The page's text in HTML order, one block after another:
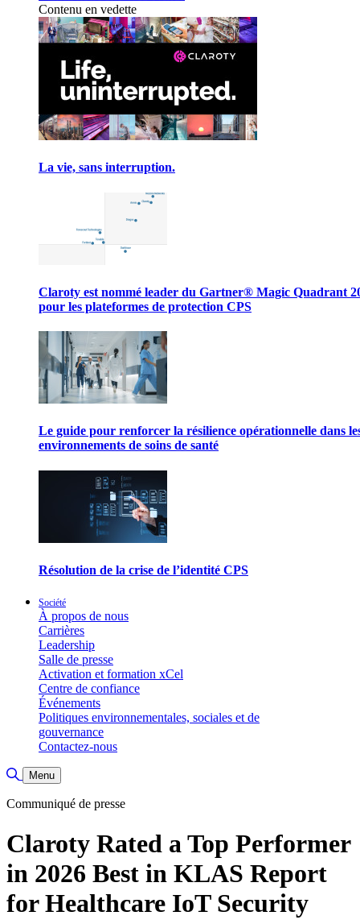
Contenu en vedette
La vie, sans interruption.
Claroty est nommé leader du Gartner® Magic Quadrant
pour les plateformes de protection CPS
Le guide pour renforcer la résilience opérationnelle dans
environnements de soins de santé
Résolution de la crise de l’identité CPS
Société
À propos de nous
Carrières
Leadership
Salle de presse
Activation et formation xCel
Centre de confiance
Événements
Politiques environnementales, sociales et de
gouvernance
Contactez-nous
Basculer la recherche
Menu
Communiqué de presse
Claroty Rated a Top Performer
in 2026 Best in KLAS Report
for Healthcare IoT Security